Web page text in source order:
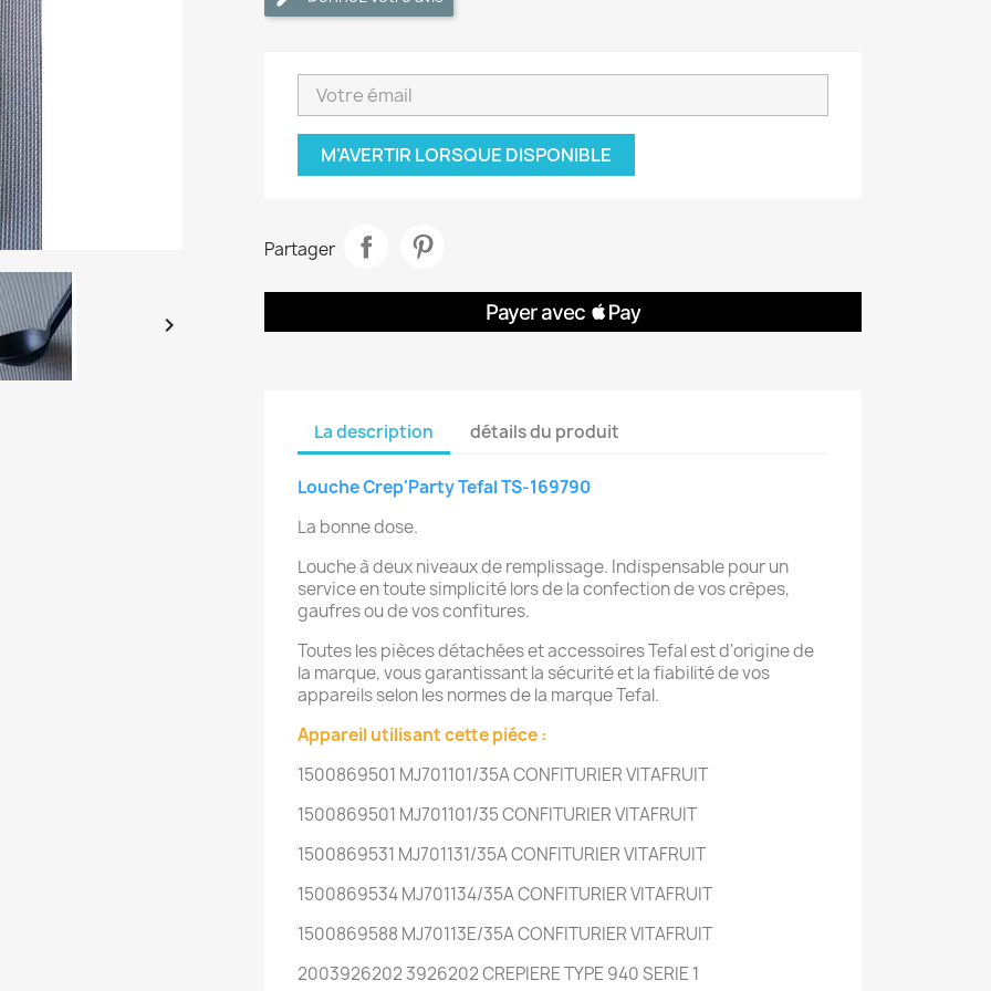

M'AVERTIR LORSQUE DISPONIBLE
Partager
La description détails du produit
Louche Crep'Party Tefal TS-169790
La bonne dose.
Louche à deux niveaux de remplissage. Indispensable pour un
service en toute simplicité lors de la confection de vos crèpes,
gaufres ou de vos confitures.
Toutes les pièces détachées et accessoires Tefal est d'origine de
la marque, vous garantissant la sécurité et la fiabilité de vos
appareils selon les normes de la marque Tefal.
Appareil utilisant cette piéce :
1500869501 MJ701101/35A CONFITURIER VITAFRUIT
1500869501 MJ701101/35 CONFITURIER VITAFRUIT
1500869531 MJ701131/35A CONFITURIER VITAFRUIT
1500869534 MJ701134/35A CONFITURIER VITAFRUIT
1500869588 MJ70113E/35A CONFITURIER VITAFRUIT
2003926202 3926202 CREPIERE TYPE 940 SERIE 1